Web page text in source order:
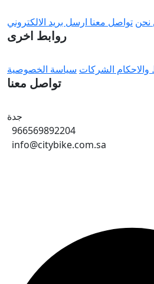
نحن تواصل معنا ارسل بريد الالكتروني
روابط اخرى
الشركات سياسة الخصوصية
تواصل معنا
جدة
966569892204
info@citybike.com.sa